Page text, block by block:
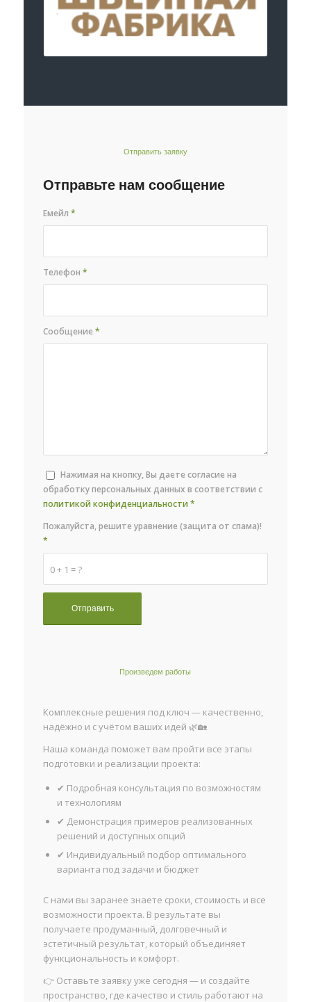
Отправить заявку
Отправьте нам сообщение
Емейл*
Телефон*
Сообщение*
Нажимая на кнопку, Вы даете согласие на
обработку персональных данных в соответствии с
политикой конфиденциальности *
0 + 1 = ?
Пожалуйста, решите уравнение (защита от спама)!
*
Произведем работы
Комплексные решения под ключ — качественно,
надёжно и с учётом ваших идей 🌿🏡
Наша команда поможет вам пройти все этапы
подготовки и реализации проекта:
✔ Подробная консультация по возможностям
и технологиям
✔ Демонстрация примеров реализованных
решений и доступных опций
✔ Индивидуальный подбор оптимального
варианта под задачи и бюджет
С нами вы заранее знаете сроки, стоимость и все
возможности проекта. В результате вы
получаете продуманный, долговечный и
эстетичный результат, который объединяет
функциональность и комфорт.
👉 Оставьте заявку уже сегодня — и создайте
пространство, где качество и стиль работают на